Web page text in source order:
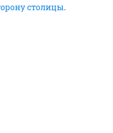
столицы.